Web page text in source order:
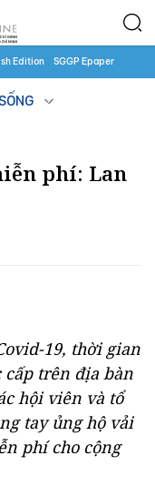
Edition SGGP Epaper
phí: Lan
19, thời gian
cấp trên địa bàn
hội viên và tổ
tay ủng hộ vải
phí cho cộng